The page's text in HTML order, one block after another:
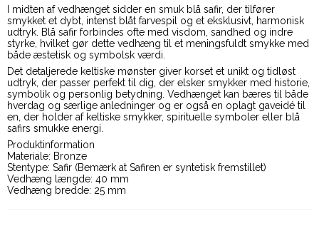
I midten af vedhænget sidder en smuk blå safir, der tilfører
smykket et dybt, intenst blåt farvespil og et eksklusivt, harmonisk
udtryk. Blå safir forbindes ofte med visdom, sandhed og indre
styrke, hvilket gør dette vedhæng til et meningsfuldt smykke med
både æstetisk og symbolsk værdi.
Det detaljerede keltiske mønster giver korset et unikt og tidløst
udtryk, der passer perfekt til dig, der elsker smykker med historie,
symbolik og personlig betydning. Vedhænget kan bæres til både
hverdag og særlige anledninger og er også en oplagt gaveidé til
en, der holder af keltiske smykker, spirituelle symboler eller blå
safirs smukke energi.
Produktinformation
Materiale: Bronze
Stentype: Safir (Bemærk at Safiren er syntetisk fremstillet)
Vedhæng længde: 40 mm
Vedhæng bredde: 25 mm